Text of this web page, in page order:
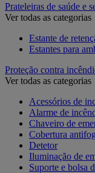
Prateleiras de saúde e
Ver todas as categorias
Estante de
Estantes para
Proteção contra
Ver todas as categorias
Acessórios de
Alarme de
Chaveiro de
Cobertura
Detetor
Iluminação de
Suporte e bolsa